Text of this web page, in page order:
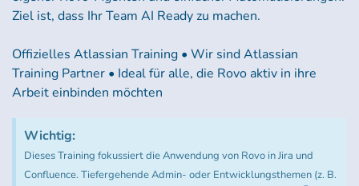
Ziel ist, dass Ihr Team AI Ready zu machen.
Offizielles Atlassian Training • Wir sind Atlassian
Training Partner • Ideal für alle, die Rovo aktiv in ihre
Arbeit einbinden möchten
Wichtig:
Dieses Training fokussiert die Anwendung von Rovo in Jira und
Confluence. Tiefergehende Admin- oder Entwicklungsthemen (z. B.